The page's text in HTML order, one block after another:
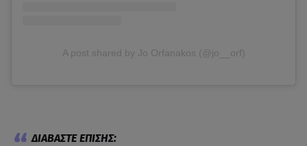
A post shared by Jo Orfanakos (@jo__orf)